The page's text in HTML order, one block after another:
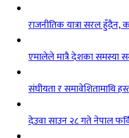
राजनीतिक यात्रा सरल हुँदैन,
एमालेले मात्रै देशका समस्या
संघीयता र समावेशितामाथि
देउवा साउन २८ गते नेपाल